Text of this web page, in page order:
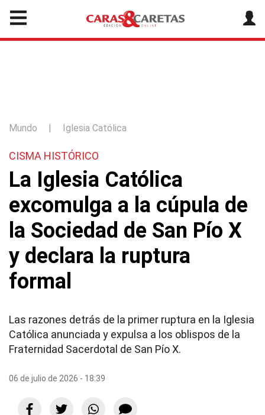
Mundo | Iglesia Católica
CISMA HISTÓRICO
La Iglesia Católica
excomulga a la cúpula de
la Sociedad de San Pío X
y declara la ruptura
formal
Las razones detrás de la primer ruptura en la Iglesia
Católica anunciada y expulsa a los oblispos de la
Fraternidad Sacerdotal de San Pío X.
06 de julio de 2026 - 18:39